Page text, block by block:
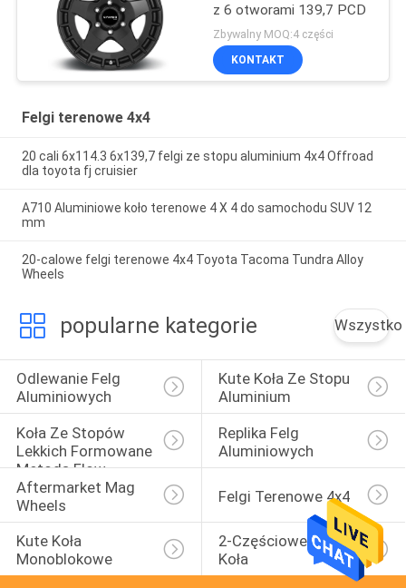
z 6 otworami 139,7 PCD
Zbywalny MOQ:4 części
KONTAKT
Felgi terenowe 4x4
20 cali 6x114.3 6x139,7 felgi ze stopu aluminium 4x4 Offroad
dla toyota fj cruisier
A710 Aluminiowe koło terenowe 4 X 4 do samochodu SUV 12
mm
20-calowe felgi terenowe 4x4 Toyota Tacoma Tundra Alloy
Wheels
popularne kategorie Wszystko
Odlewanie Felg
Aluminiowych
Kute Koła Ze Stopu
Aluminium
Koła Ze Stopów
Lekkich Formowane
Metodą Flow
Replika Felg
Aluminiowych
Aftermarket Mag
Wheels
Felgi Terenowe 4x4
Kute Koła
Monoblokowe
2-Częściowe Kute
Koła